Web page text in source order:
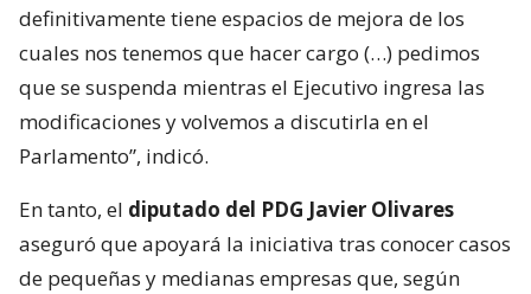
definitivamente tiene espacios de mejora de los
cuales nos tenemos que hacer cargo (…) pedimos
que se suspenda mientras el Ejecutivo ingresa las
modificaciones y volvemos a discutirla en el
Parlamento”, indicó.
En tanto, el diputado del PDG Javier Olivares
aseguró que apoyará la iniciativa tras conocer casos
de pequeñas y medianas empresas que, según